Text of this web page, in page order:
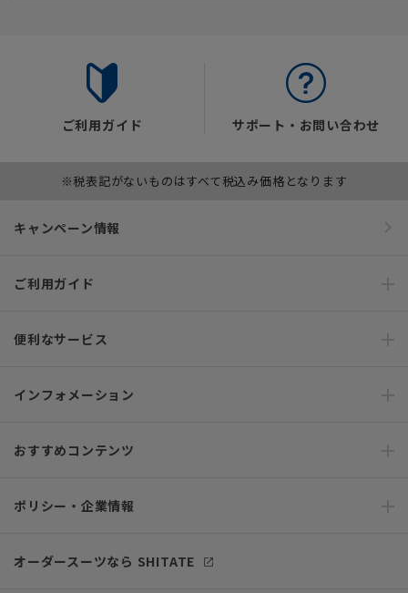
ご利用ガイド サポート・お問い合わせ
※税表記がないものはすべて税込み価格となります
キャンペーン情報
ご利用ガイド
便利なサービス
インフォメーション
おすすめコンテンツ
ポリシー・企業情報
オーダースーツなら SHITATE